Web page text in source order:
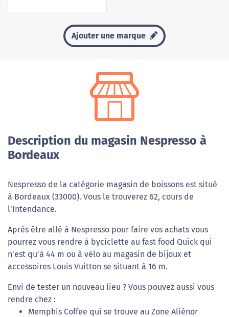
Ajouter une marque
Description du magasin Nespresso à
Bordeaux
Nespresso de la catégorie magasin de boissons est situé
à Bordeaux (33000). Vous le trouverez 62, cours de
l'Intendance.
Après être allé à Nespresso pour faire vos achats vous
pourrez vous rendre à byciclette au fast food Quick qui
n'est qu'à 44 m ou à vélo au magasin de bijoux et
accessoires Louis Vuitton se situant à 16 m.
Envi de tester un nouveau lieu ? Vous pouvez aussi vous
rendre chez :
Memphis Coffee qui se trouve au Zone Aliénor